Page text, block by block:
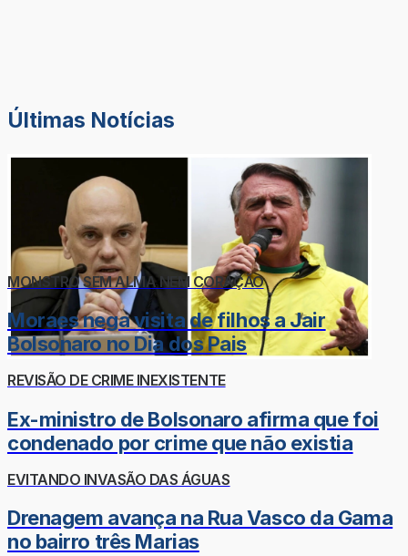
Últimas Notícias
MONSTRO SEM ALMA NEM CORAÇÃO
Moraes nega visita de filhos a Jair
Bolsonaro no Dia dos Pais
REVISÃO DE CRIME INEXISTENTE
Ex-ministro de Bolsonaro afirma que foi
condenado por crime que não existia
EVITANDO INVASÃO DAS ÁGUAS
Drenagem avança na Rua Vasco da Gama
no bairro três Marias